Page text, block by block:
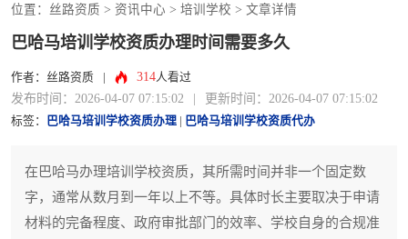
位置： 丝路资质 > 资讯中心 > 培训学校 > 文章详情
巴哈马培训学校资质办理时间需要多久
作者：丝路资质 314人看过
发布时间：2026-04-07 07:15:02 更新时间：2026-04-07 07:15:02
标签： 巴哈马培训学校资质办理 巴哈马培训学校资质代办
在巴哈马办理培训学校资质，其所需时间并非一个固定数
字，通常从数月到一年以上不等。具体时长主要取决于申请
材料的完备程度、政府审批部门的效率、学校自身的合规准